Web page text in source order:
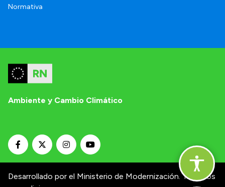
Normativa
Ambiente y Cambio Climático
Desarrollado por el Ministerio de Modernización. Términos